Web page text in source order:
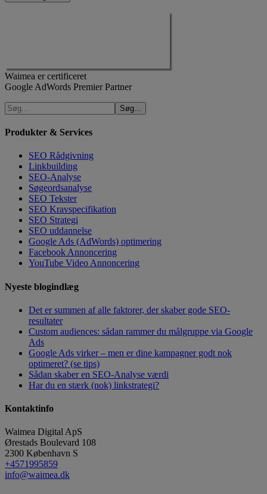
Waimea er certificeret
Google AdWords Premier Partner
Produkter & Services
SEO Rådgivning
Linkbuilding
SEO-Analyse
Søgeordsanalyse
SEO Tekster
SEO Kravspecifikation
SEO Strategi
SEO uddannelse
Google Ads (AdWords) optimering
Facebook Annoncering
YouTube Video Annoncering
Nyeste blogindlæg
Det er summen af alle faktorer, der skaber gode SEO-
resultater
Custom audiences: sådan rammer du målgruppe via Google
Ads
Google Ads virker – men er dine kampagner godt nok
optimeret? (se tips)
Sådan skaber en SEO-Analyse værdi
Har du en stærk (nok) linkstrategi?
Kontaktinfo
Waimea Digital ApS
Ørestads Boulevard 108
2300 København S
+4571995859
info@waimea.dk